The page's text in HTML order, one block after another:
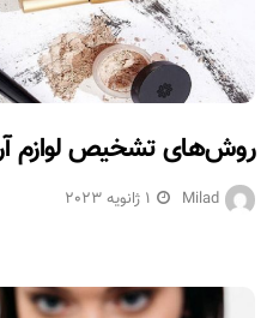
روش‌های تشخیص لوازم
Milad 1 ژانویه 2023